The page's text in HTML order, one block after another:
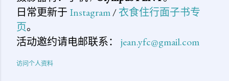
日常更新于 Instagram/衣食住行面子书专
页。
活动邀约请电邮联系： jean.yfc@gmail.com
访问个人资料